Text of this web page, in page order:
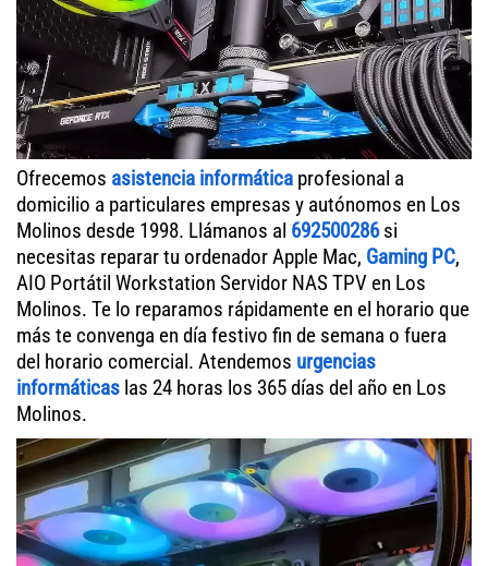
Ofrecemos asistencia informática profesional a
domicilio a particulares empresas y autónomos en Los
Molinos desde 1998. Llámanos al 692500286si
necesitas reparar tu ordenador Apple Mac, Gaming PC,
AIO Portátil Workstation Servidor NAS TPV en Los
Molinos. Te lo reparamos rápidamente en el horario que
más te convenga en día festivo fin de semana o fuera
del horario comercial. Atendemos urgencias
informáticas las 24 horas los 365 días del año en Los
Molinos.